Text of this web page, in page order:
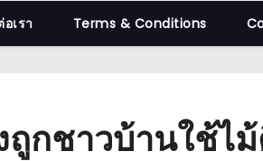
เรา Terms & Conditions
ถูกชาวบ้านใช้ไ